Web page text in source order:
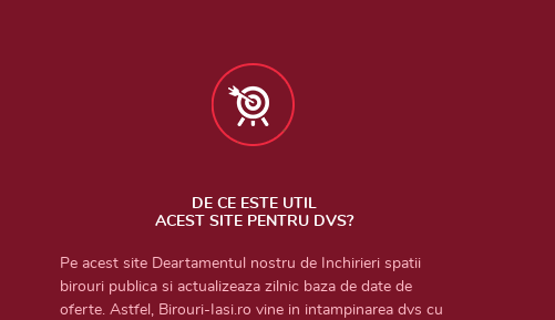
DE CE ESTE UTIL
ACEST SITE PENTRU DVS?
Pe acest site Deartamentul nostru de Inchirieri spatii
birouri publica si actualizeaza zilnic baza de date de
oferte. Astfel, Birouri-Iasi.ro vine in intampinarea dvs cu